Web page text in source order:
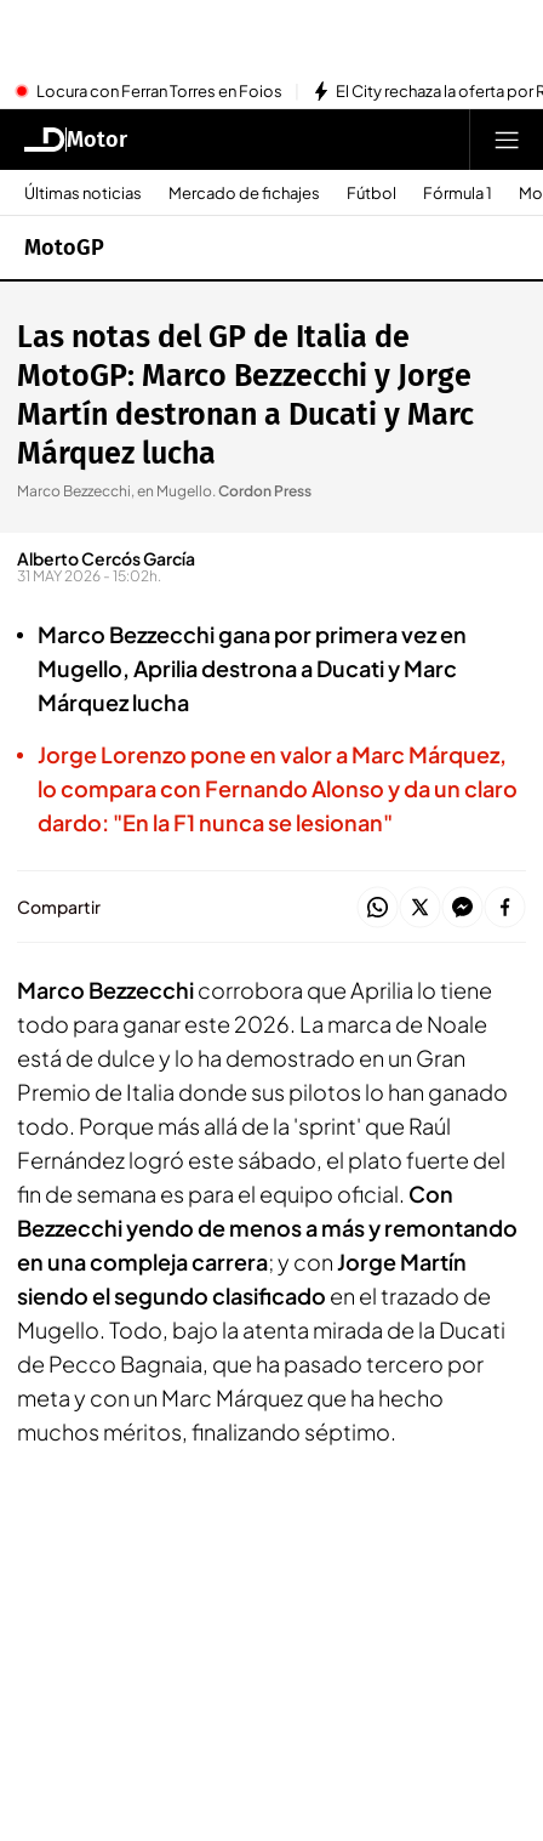
Locura con Ferran Torres en Foios El City rechaza la oferta por
Motor
Últimas noticias Mercado de fichajes Fútbol Fórmula 1
MotoGP
Las notas del GP de Italia de
MotoGP: Marco Bezzecchi y Jorge
Martín destronan a Ducati y Marc
Márquez lucha
Marco Bezzecchi, en Mugello.Cordon Press
Alberto Cercós García
31 MAY 2026 - 15:02h.
Marco Bezzecchi gana por primera vez en
Mugello, Aprilia destrona a Ducati y Marc
Márquez lucha
Jorge Lorenzo pone en valor a Marc Márquez,
lo compara con Fernando Alonso y da un claro
dardo: "En la F1 nunca se lesionan"
Compartir
Marco Bezzecchicorrobora que Aprilia lo tiene
todo para ganar este 2026. La marca de Noale
está de dulce y lo ha demostrado en un Gran
Premio de Italia donde sus pilotos lo han ganado
todo. Porque más allá de la 'sprint' que Raúl
Fernández logró este sábado, el plato fuerte del
fin de semana es para el equipo oficial. Con
Bezzecchi yendo de menos a más y remontando
en una compleja carrera; y conJorge Martín
siendo el segundo clasificado en el trazado de
Mugello. Todo, bajo la atenta mirada de la Ducati
de Pecco Bagnaia, que ha pasado tercero por
meta y con un Marc Márquez que ha hecho
muchos méritos, finalizando séptimo.